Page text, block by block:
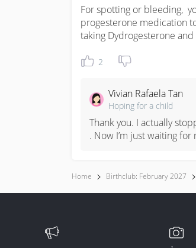
For spotting or bleeding,
progesterone medication
taking Dydrogesterone
2
Vivian Rafaela Tan
Hoping for a child
Thank you. I actually
. Now I’m just waiting
Home Birthclub: February 2027